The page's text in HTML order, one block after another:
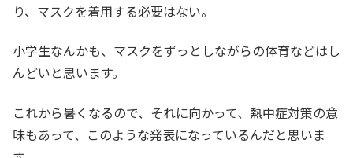
り、マスクを着用する必要はない。
小学生なんかも、マスクをずっとしながらの体育などはし
んどいと思います。
これから暑くなるので、それに向かって、熱中症対策の意
味もあって、このような発表になっているんだと思いま